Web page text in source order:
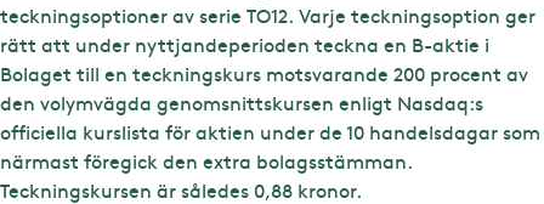
teckningsoptioner av serie TO12. Varje teckningsoption ger
rätt att under nyttjandeperioden teckna en B-aktie i
Bolaget till en teckningskurs motsvarande 200 procent av
den volymvägda genomsnittskursen enligt Nasdaq:s
officiella kurslista för aktien under de 10 handelsdagar som
närmast föregick den extra bolagsstämman.
Teckningskursen är således 0,88 kronor.